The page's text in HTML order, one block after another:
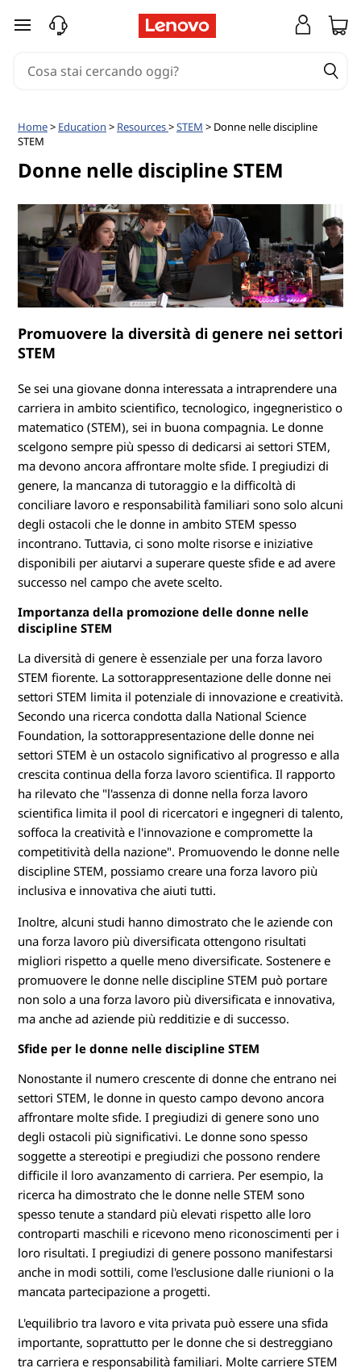
D
M
passa a contenuto principale
Home> Education > Resources>STEM > Donne nelle discipline
STEM
Donne nelle discipline STEM
Promuovere la diversità di genere nei settori
STEM
Se sei una giovane donna interessata a intraprendere una
carriera in ambito scientifico, tecnologico, ingegneristico o
matematico (STEM), sei in buona compagnia. Le donne
scelgono sempre più spesso di dedicarsi ai settori STEM,
ma devono ancora affrontare molte sfide. I pregiudizi di
genere, la mancanza di tutoraggio e la difficoltà di
conciliare lavoro e responsabilità familiari sono solo alcuni
degli ostacoli che le donne in ambito STEM spesso
incontrano. Tuttavia, ci sono molte risorse e iniziative
disponibili per aiutarvi a superare queste sfide e ad avere
successo nel campo che avete scelto.
Importanza della promozione delle donne nelle
discipline STEM
La diversità di genere è essenziale per una forza lavoro
STEM fiorente. La sottorappresentazione delle donne nei
settori STEM limita il potenziale di innovazione e creatività.
Secondo una ricerca condotta dalla National Science
Foundation, la sottorappresentazione delle donne nei
settori STEM è un ostacolo significativo al progresso e alla
crescita continua della forza lavoro scientifica. Il rapporto
ha rilevato che "l'assenza di donne nella forza lavoro
scientifica limita il pool di ricercatori e ingegneri di talento,
soffoca la creatività e l'innovazione e compromette la
competitività della nazione". Promuovendo le donne nelle
discipline STEM, possiamo creare una forza lavoro più
inclusiva e innovativa che aiuti tutti.
Inoltre, alcuni studi hanno dimostrato che le aziende con
una forza lavoro più diversificata ottengono risultati
migliori rispetto a quelle meno diversificate. Sostenere e
promuovere le donne nelle discipline STEM può portare
non solo a una forza lavoro più diversificata e innovativa,
ma anche ad aziende più redditizie e di successo.
Sfide per le donne nelle discipline STEM
Nonostante il numero crescente di donne che entrano nei
settori STEM, le donne in questo campo devono ancora
affrontare molte sfide. I pregiudizi di genere sono uno
degli ostacoli più significativi. Le donne sono spesso
soggette a stereotipi e pregiudizi che possono rendere
difficile il loro avanzamento di carriera. Per esempio, la
ricerca ha dimostrato che le donne nelle STEM sono
spesso tenute a standard più elevati rispetto alle loro
controparti maschili e ricevono meno riconoscimenti per i
loro risultati. I pregiudizi di genere possono manifestarsi
anche in modi sottili, come l'esclusione dalle riunioni o la
mancata partecipazione a progetti.
L'equilibrio tra lavoro e vita privata può essere una sfida
importante, soprattutto per le donne che si destreggiano
tra carriera e responsabilità familiari. Molte carriere STEM